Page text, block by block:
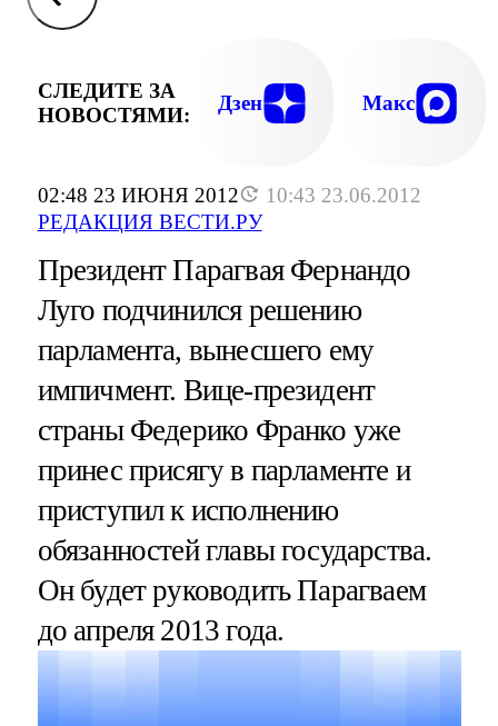
02:48 23 ИЮНЯ 2012
10:43 23.06.2012
РЕДАКЦИЯ ВЕСТИ.РУ
СЛЕДИТЕ ЗА
НОВОСТЯМИ:
Дзен Макс
Президент Парагвая Фернандо
Луго подчинился решению
парламента, вынесшего ему
импичмент. Вице-президент
страны Федерико Франко уже
принес присягу в парламенте и
приступил к исполнению
обязанностей главы государства.
Он будет руководить Парагваем
до апреля 2013 года.